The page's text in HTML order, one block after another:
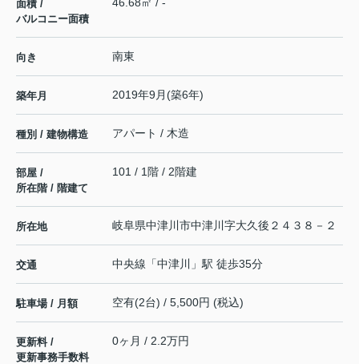
面積 /
バルコニー面積
向き 南東
築年月 2019年9月(築6年)
種別 / 建物構造 アパート / 木造
部屋 /
所在階 / 階建て
101 / 1階 / 2階建
所在地 岐阜県中津川市中津川 字大久後２４３８－２
交通 中央線 「中津川 」駅 徒歩35分
駐車場 / 月額 空有(2台) / 5,500円 (税込)
更新料 /
更新事務手数料
0ヶ月 / 2.2万円